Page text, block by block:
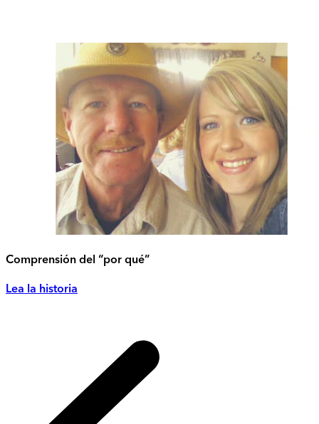
Comprensión del “por qué”
Lea la historia